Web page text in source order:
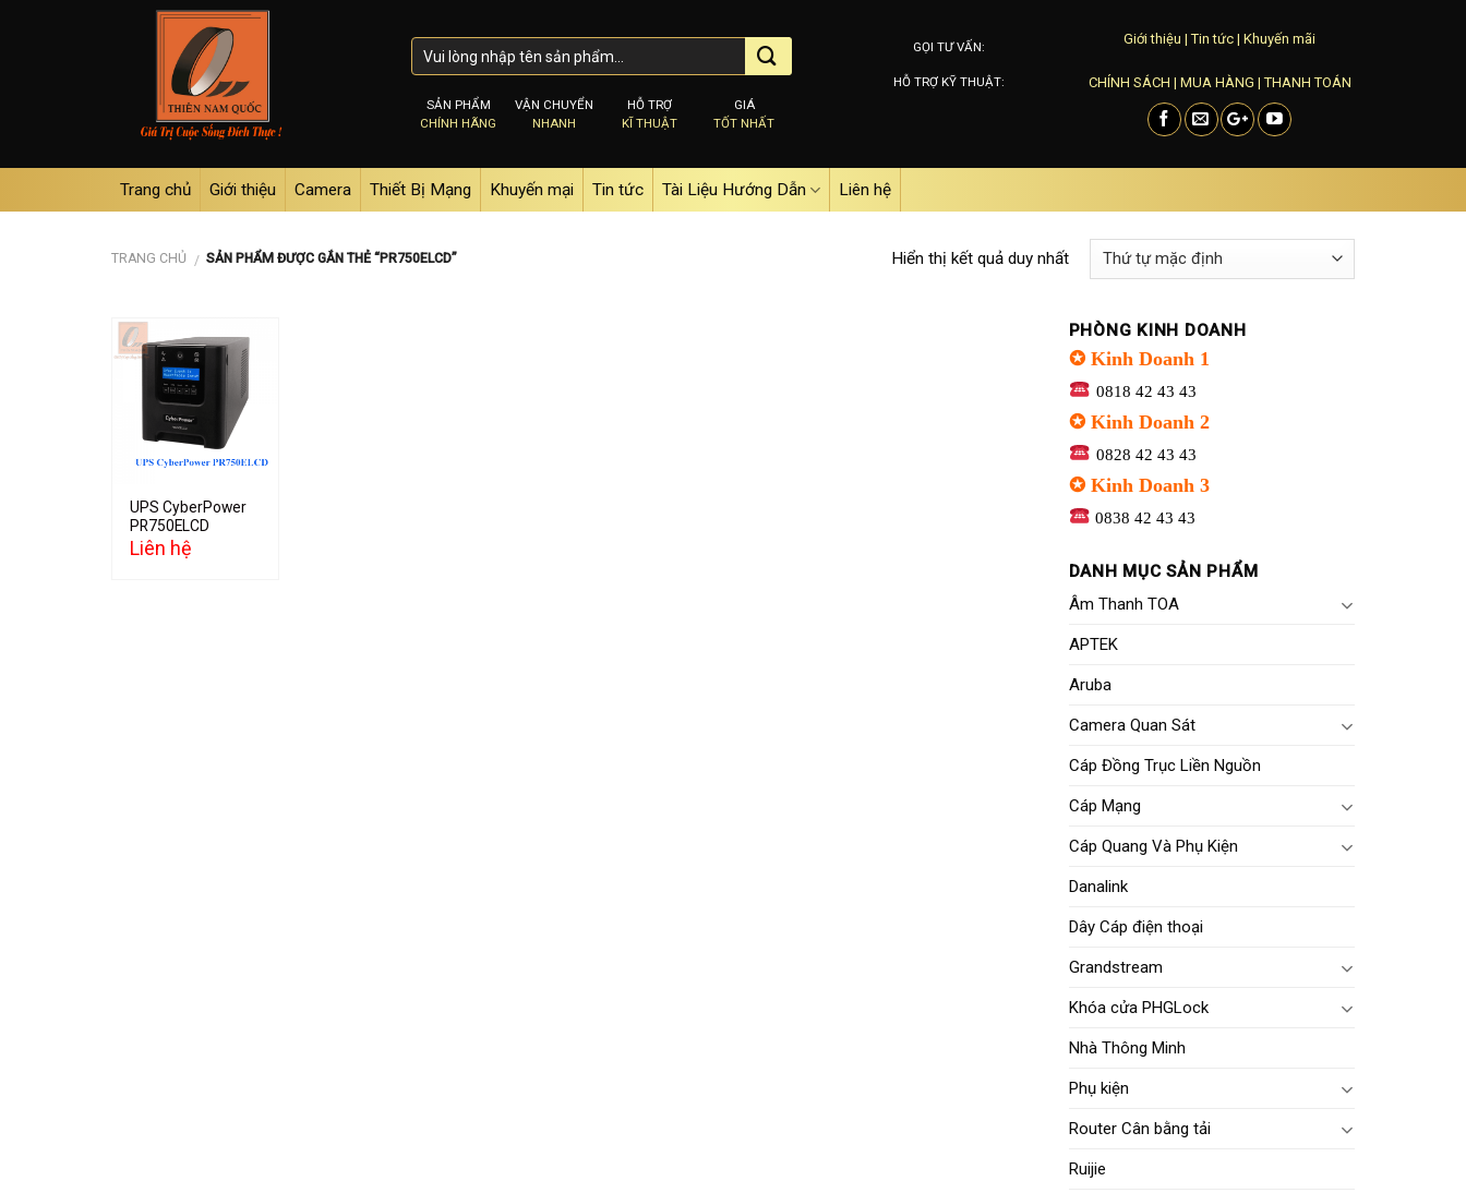
SẢN PHẨM
CHÍNH HÃNG
VẬN CHUYỂN
NHANH
HỖ TRỢ
KĨ THUẬT
GIÁ
TỐT NHẤT
GỌI TƯ VẤN:
HỖ TRỢ KỸ THUẬT:
Giới thiệu |Tin tức | Khuyến mãi
CHÍNH SÁCH | MUA HÀNG |THANH TOÁN
Trang chủ Giới thiệu Camera Thiết Bị Mạng Khuyến mại Tin tức Tài Liệu Hướng Dẫn Liên hệ
TRANG CHỦ / SẢN PHẨM ĐƯỢC GẮN THẺ “PR750ELCD” Hiển thị kết quả duy nhất
Add to
wishlist
UPS CyberPower
PR750ELCD
Liên hệ
PHÒNG KINH DOANH
✪ Kinh Doanh 1
0818 42 43 43
✪ Kinh Doanh 2
0828 42 43 43
✪ Kinh Doanh 3
0838 42 43 43
DANH MỤC SẢN PHẨM
Âm Thanh TOA
APTEK
Aruba
Camera Quan Sát
Cáp Đồng Trục Liền Nguồn
Cáp Mạng
Cáp Quang Và Phụ Kiện
Danalink
Dây Cáp điện thoại
Grandstream
Khóa cửa PHGLock
Nhà Thông Minh
Phụ kiện
Router Cân bằng tải
Ruijie